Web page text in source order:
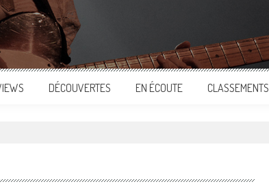
DÉCOUVERTES EN ÉCOUTE CLASSEMENTS